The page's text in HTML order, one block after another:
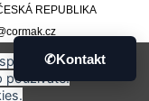
REPUBLIKA
🇷🇴
fungování
používáte.
✆Kontakt